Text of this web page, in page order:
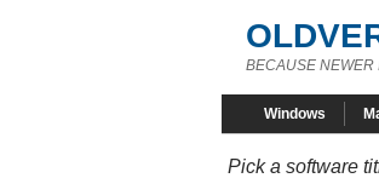
BECAUSE NEWER
Windows
Pick a software